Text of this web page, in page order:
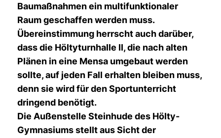
Baumaßnahmen ein multifunktionaler
Raum geschaffen werden muss.
Übereinstimmung herrscht auch darüber,
dass die Höltyturnhalle II, die nach alten
Plänen in eine Mensa umgebaut werden
sollte, auf jeden Fall erhalten bleiben muss,
denn sie wird für den Sportunterricht
dringend benötigt.
Die Außenstelle Steinhude des Hölty-
Gymnasiums stellt aus Sicht der